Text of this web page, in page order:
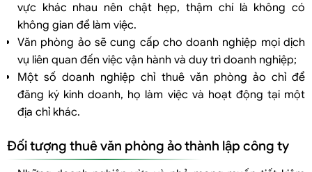
vực khác nhau nên chật hẹp, thậm chí là không có
không gian để làm việc.
Văn phòng ảo sẽ cung cấp cho doanh nghiệp mọi dịch
vụ liên quan đến việc vận hành và duy trì doanh nghiệp;
Một số doanh nghiệp chỉ thuê văn phòng ảo chỉ để
đăng ký kinh doanh, họ làm việc và hoạt động tại một
địa chỉ khác.
Đối tượng thuê văn phòng ảo thành lập công ty